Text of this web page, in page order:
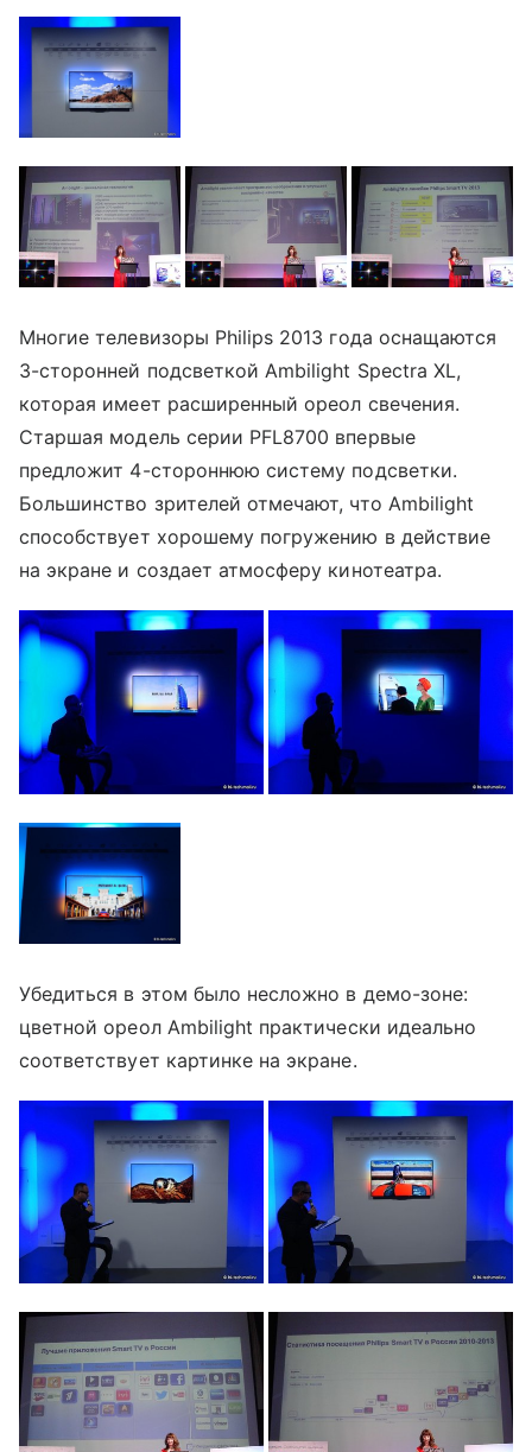
Многие телевизоры Philips 2013 года оснащаются
3-сторонней подсветкой Ambilight Spectra XL,
которая имеет расширенный ореол свечения.
Старшая модель серии PFL8700 впервые
предложит 4-стороннюю систему подсветки.
Большинство зрителей отмечают, что Ambilight
способствует хорошему погружению в действие
на экране и создает атмосферу кинотеатра.
Убедиться в этом было несложно в демо-зоне:
цветной ореол Ambilight практически идеально
соответствует картинке на экране.